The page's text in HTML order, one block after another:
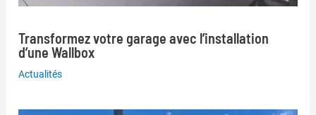
Transformez votre garage avec l’installation
d’une Wallbox
Actualités